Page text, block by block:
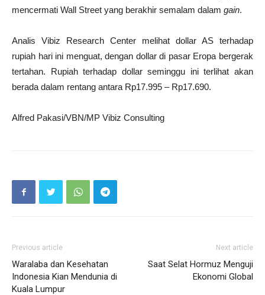
mencermati Wall Street yang berakhir semalam dalam gain.
Analis Vibiz Research Center melihat dollar AS terhadap
rupiah hari ini menguat, dengan dollar di pasar Eropa bergerak
tertahan. Rupiah terhadap dollar seminggu ini terlihat akan
berada dalam rentang antara Rp17.995 – Rp17.690.
Alfred Pakasi/VBN/MP Vibiz Consulting
Previous article
Waralaba dan Kesehatan
Indonesia Kian Mendunia di
Kuala Lumpur
Next article
Saat Selat Hormuz Menguji
Ekonomi Global